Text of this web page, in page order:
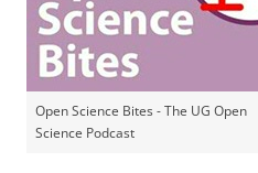
Open Science Bites - The UG Open
Science Podcast